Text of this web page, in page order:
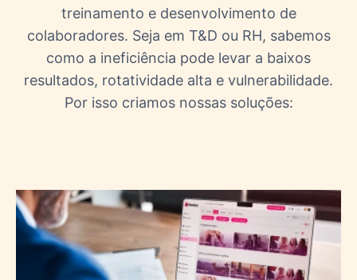
treinamento e desenvolvimento de
colaboradores. Seja em T&D ou RH, sabemos
como a ineficiência pode levar a baixos
resultados, rotatividade alta e vulnerabilidade.
Por isso criamos nossas soluções: